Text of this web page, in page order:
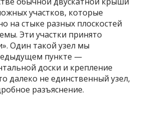
участков, которые
на стыке разных плоскостей
Эти участки принято
Один такой узел мы
пункте —
доски и крепление
далеко не единственный узел,
разъяснение.